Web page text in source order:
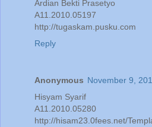
Ardian Bekti Prasetyo
A11.2010.05197
http://tugaskam.pusku.com
Reply
Anonymous November 9,
Hisyam Syarif
A11.2010.05280
http://hisam23.0fees.net/